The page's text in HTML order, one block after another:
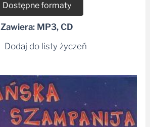
Dostępne formaty
Zawiera: MP3, CD
Dodaj do listy życzeń